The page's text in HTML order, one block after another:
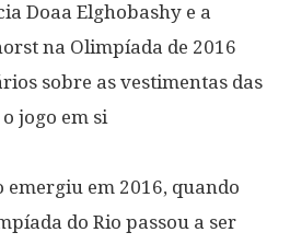
Doaa Elghobashy e a
na Olimpíada de 2016
sobre as vestimentas das
jogo em si
emergiu em 2016, quando
do Rio passou a ser